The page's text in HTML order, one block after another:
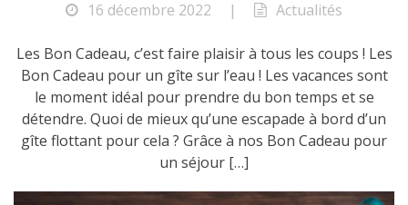
16 décembre 2022 | Actualités
Les Bon Cadeau, c’est faire plaisir à tous les coups ! Les
Bon Cadeau pour un gîte sur l’eau ! Les vacances sont
le moment idéal pour prendre du bon temps et se
détendre. Quoi de mieux qu’une escapade à bord d’un
gîte flottant pour cela ? Grâce à nos Bon Cadeau pour
un séjour […]